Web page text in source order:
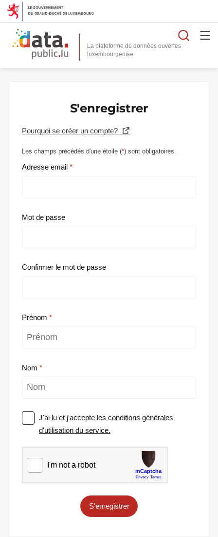
La plateforme de données ouvertes
S'enregistrer
Pourquoi se créer un compte?
Les champs précédés d'une étoile (*) sont obligatoires.
Adresse email
Mot de passe
Confirmer le mot de passe
Prénom
Nom
J'ai lu et j'accepte les conditions générales
d'utilisation du service.
S'enregistrer